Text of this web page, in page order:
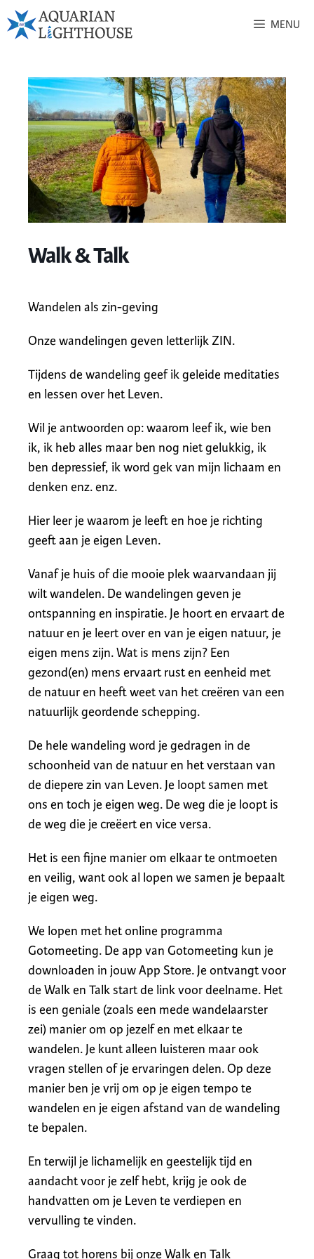
MENU
Walk & Talk
Wandelen als zin-geving
Onze wandelingen geven letterlijk ZIN.
Tijdens de wandeling geef ik geleide meditaties
en lessen over het Leven.
Wil je antwoorden op: waarom leef ik, wie ben
ik, ik heb alles maar ben nog niet gelukkig, ik
ben depressief, ik word gek van mijn lichaam en
denken enz. enz.
Hier leer je waarom je leeft en hoe je richting
geeft aan je eigen Leven.
Vanaf je huis of die mooie plek waarvandaan jij
wilt wandelen. De wandelingen geven je
ontspanning en inspiratie. Je hoort en ervaart de
natuur en je leert over en van je eigen natuur, je
eigen mens zijn. Wat is mens zijn? Een
gezond(en) mens ervaart rust en eenheid met
de natuur en heeft weet van het creëren van een
natuurlijk geordende schepping.
De hele wandeling word je gedragen in de
schoonheid van de natuur en het verstaan van
de diepere zin van Leven. Je loopt samen met
ons en toch je eigen weg. De weg die je loopt is
de weg die je creëert en vice versa.
Het is een fijne manier om elkaar te ontmoeten
en veilig, want ook al lopen we samen je bepaalt
je eigen weg.
We lopen met het online programma
Gotomeeting. De app van Gotomeeting kun je
downloaden in jouw App Store. Je ontvangt voor
de Walk en Talk start de link voor deelname. Het
is een geniale (zoals een mede wandelaarster
zei) manier om op jezelf en met elkaar te
wandelen. Je kunt alleen luisteren maar ook
vragen stellen of je ervaringen delen. Op deze
manier ben je vrij om op je eigen tempo te
wandelen en je eigen afstand van de wandeling
te bepalen.
En terwijl je lichamelijk en geestelijk tijd en
aandacht voor je zelf hebt, krijg je ook de
handvatten om je Leven te verdiepen en
vervulling te vinden.
Graag tot horens bij onze Walk en Talk